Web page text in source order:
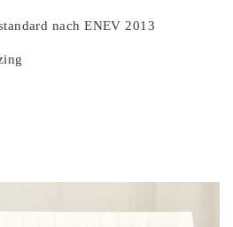
nach ENEV 2013